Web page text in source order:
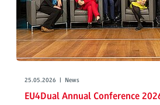
25.05.2026 | News
EU4Dual Annual Conference